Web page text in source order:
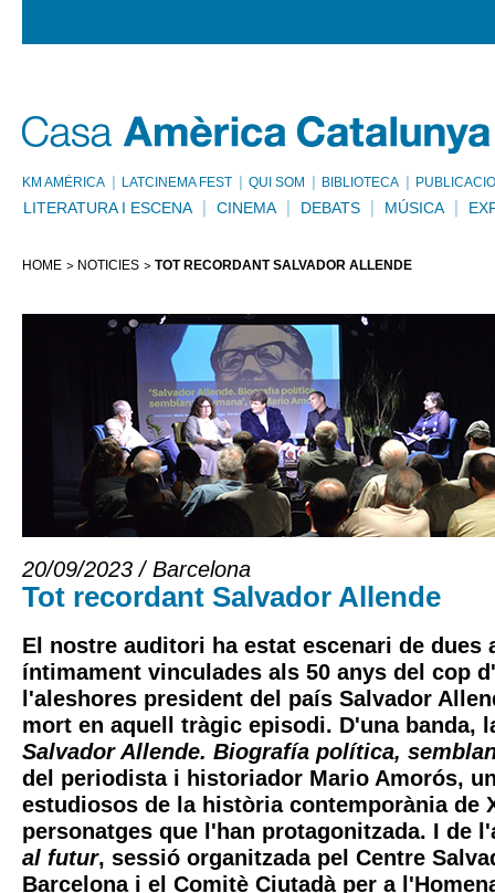
KM AMÈRICA LATCINEMA FEST QUI SOM BIBLIOTECA
LITERATURA I ESCENA CINEMA DEBATS MÚSICA
HOME NOTÍCIES TOT RECORDANT SALVADOR ALLENDE
20/09/2023 / Barcelona
Tot recordant Salvador Allende
El nostre auditori ha estat escenari de dues
íntimament vinculades als 50 anys del cop
l'aleshores president del país Salvador
mort en aquell tràgic episodi. D'una banda,
Salvador Allende. Biografía política,
del periodista i historiador Mario Amorós,
estudiosos de la història contemporània de
personatges que l'han protagonitzada. I de
al futur, sessió organitzada pel Centre
Barcelona i el Comitè Ciutadà per a